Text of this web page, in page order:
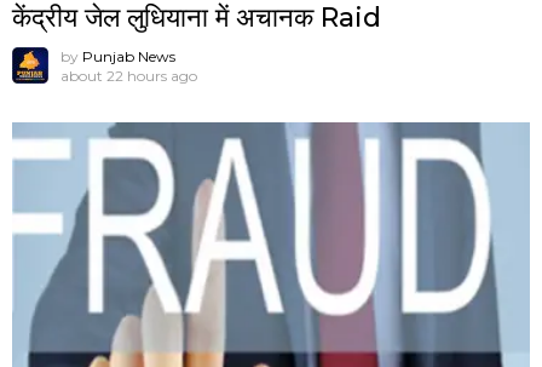
केंद्रीय जेल लुधियाना में अचानक Raid
by Punjab News
about 22 hours ago